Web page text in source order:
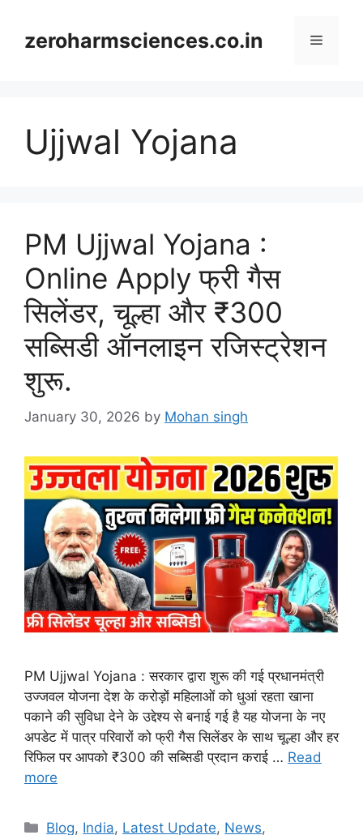
contentzeroharmsciences.co.in Menu
Ujjwal Yojana
PM Ujjwal Yojana :
Online Apply फ्री गैस
सिलेंडर, चूल्हा और ₹300
सब्सिडी ऑनलाइन रजिस्ट्रेशन
शुरू.
January 30, 2026 by Mohan singh
PM Ujjwal Yojana : सरकार द्वारा शुरू की गई प्रधानमंत्री
उज्जवल योजना देश के करोड़ों महिलाओं को धुआं रहता खाना
पकाने की सुविधा देने के उद्देश्य से बनाई गई है यह योजना के नए
अपडेट में पात्र परिवारों को फ्री गैस सिलेंडर के साथ चूल्हा और हर
रिफिल पर आपको ₹300 की सब्सिडी प्रदान कराई … Read
more
Categories
Blog, India, Latest Update, News,